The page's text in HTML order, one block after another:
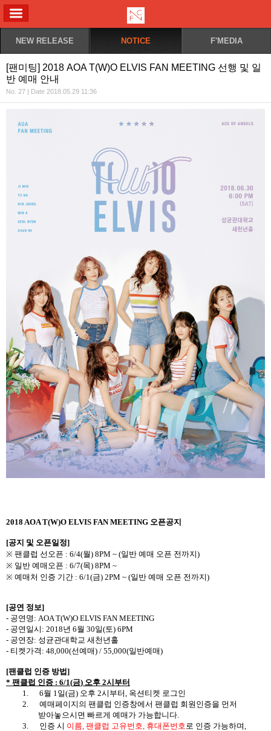
NEW RELEASE NOTICE F'MEDIA
[팬미팅] 2018 AOA T(W)O ELVIS FAN MEETING 선행 및 일
반 예매 안내
No. 27 | Date 2018.05.29 11:36
2018 AOA T(W)O ELVIS FAN MEETING 오픈공지
[공지 및 오픈일정]
※ 팬클럽 선오픈 : 6/4(월) 8PM ~ (일반 예매 오픈 전까지)
※ 일반 예매오픈 : 6/7(목) 8PM ~
※ 예매처 인증 기간 : 6/1(금) 2PM ~ (일반 예매 오픈 전까지)
[공연 정보]
- 공연명 : AOA T(W)O ELVIS FAN MEETING
- 공연일시 : 2018년 6월 30일(토) 6PM
- 공연장: 성균관대학교 새천년홀
- 티켓가격 : 48,000(선예매) / 55,000(일반예매)
[팬클럽 인증 방법]
* 팬클럽 인증 : 6/1(금) 오후 2시부터
1.
6월 1 일(금) 오후 2시부터 옥션티켓 로그인
2.
예매페이지의 팬클럽 인증창에서 팬클럽 회원인증을 먼저
받아놓으시면 빠르게 예매가 가능합니다
3.
인증 시 이름 팬클럽 고유번호 휴대폰번호 로 인증 가능하며